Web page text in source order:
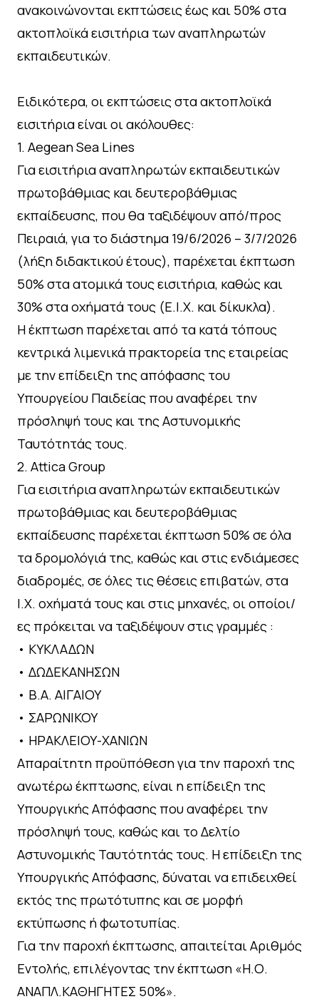
ανακοινώνονται εκπτώσεις έως και 50% στα
ακτοπλοϊκά εισιτήρια των αναπληρωτών
εκπαιδευτικών.
Ειδικότερα, οι εκπτώσεις στα ακτοπλοϊκά
εισιτήρια είναι οι ακόλουθες:
1.⁠ ⁠Aegean Sea Lines
Για εισιτήρια αναπληρωτών εκπαιδευτικών
πρωτοβάθμιας και δευτεροβάθμιας
εκπαίδευσης, που θα ταξιδέψουν από/προς
Πειραιά, για το διάστημα 19/6/2026 – 3/7/2026
(λήξη διδακτικού έτους), παρέχεται έκπτωση
50% στα ατομικά τους εισιτήρια, καθώς και
30% στα οχήματά τους (Ε.Ι.Χ. και δίκυκλα).
Η έκπτωση παρέχεται από τα κατά τόπους
κεντρικά λιμενικά πρακτορεία της εταιρείας
με την επίδειξη της απόφασης του
Υπουργείου Παιδείας που αναφέρει την
πρόσληψή τους και της Αστυνομικής
Ταυτότητάς τους.
2.⁠ ⁠Attica Group
Για εισιτήρια αναπληρωτών εκπαιδευτικών
πρωτοβάθμιας και δευτεροβάθμιας
εκπαίδευσης παρέχεται έκπτωση 50% σε όλα
τα δρομολόγιά της, καθώς και στις ενδιάμεσες
διαδρομές, σε όλες τις θέσεις επιβατών, στα
Ι.Χ. οχήματά τους και στις μηχανές, οι οποίοι/
ες πρόκειται να ταξιδέψουν στις γραμμές :
•⁠ ⁠ΚΥΚΛΑΔΩΝ
•⁠ ⁠ΔΩΔΕΚΑΝΗΣΩΝ
•⁠ ⁠Β.Α. ΑΙΓΑΙΟΥ
•⁠ ⁠ΣΑΡΩΝΙΚΟΥ
•⁠ ⁠ΗΡΑΚΛΕΙΟΥ-ΧΑΝΙΩΝ
Απαραίτητη προϋπόθεση για την παροχή της
ανωτέρω έκπτωσης, είναι η επίδειξη της
Υπουργικής Απόφασης που αναφέρει την
πρόσληψή τους, καθώς και το Δελτίο
Αστυνομικής Ταυτότητάς τους. Η επίδειξη της
Υπουργικής Απόφασης, δύναται να επιδειχθεί
εκτός της πρωτότυπης και σε μορφή
εκτύπωσης ή φωτοτυπίας.
Για την παροχή έκπτωσης, απαιτείται Αριθμός
Εντολής, επιλέγοντας την έκπτωση «Η.Ο.
ΑΝΑΠΛ.ΚΑΘΗΓΗΤΕΣ 50%».